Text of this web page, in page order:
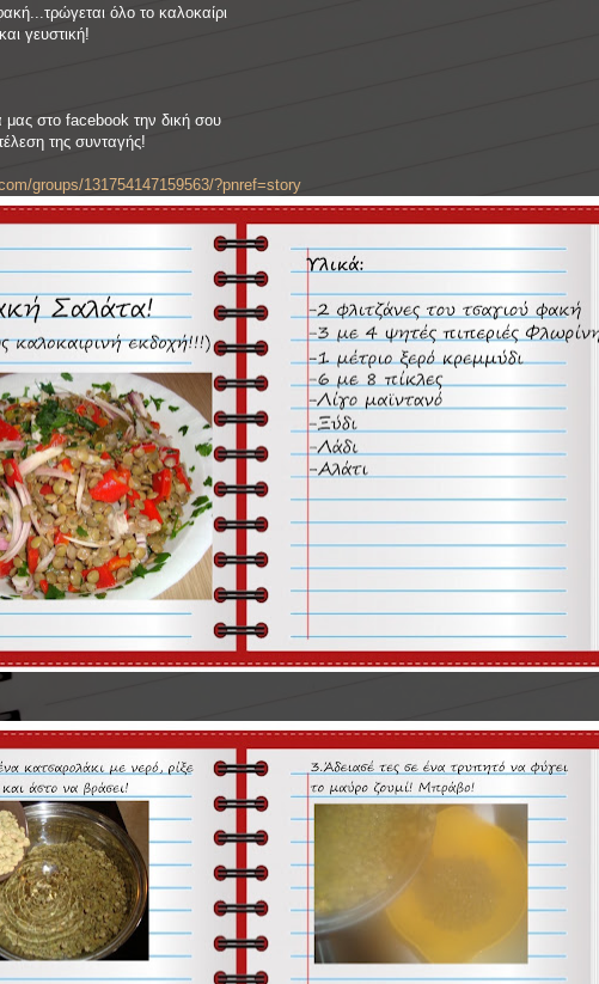
όλο το καλοκαίρι
γευστική!
στο facebook την δική σου
της συνταγής!
groups/131754147159563/?pnref=story